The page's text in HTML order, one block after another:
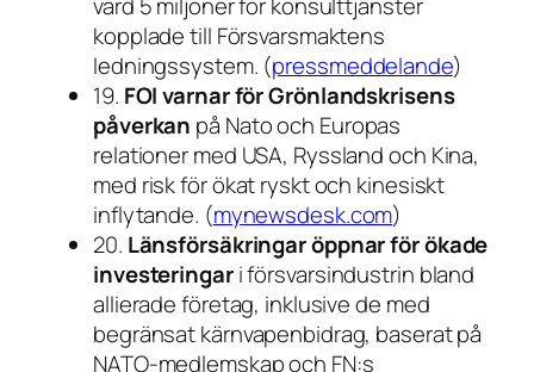
kopplade till Försvarsmaktens
ledningssystem. (pressmeddelande)
19. FOI varnar för Grönlandskrisens
påverkan på Nato och Europas
relationer med USA, Ryssland och Kina,
med risk för ökat ryskt och kinesiskt
inflytande. (mynewsdesk.com)
20. Länsförsäkringar öppnar för ökade
investeringari försvarsindustrin bland
allierade företag, inklusive de med
begränsat kärnvapenbidrag, baserat på
NATO-medlemskap och FN:s